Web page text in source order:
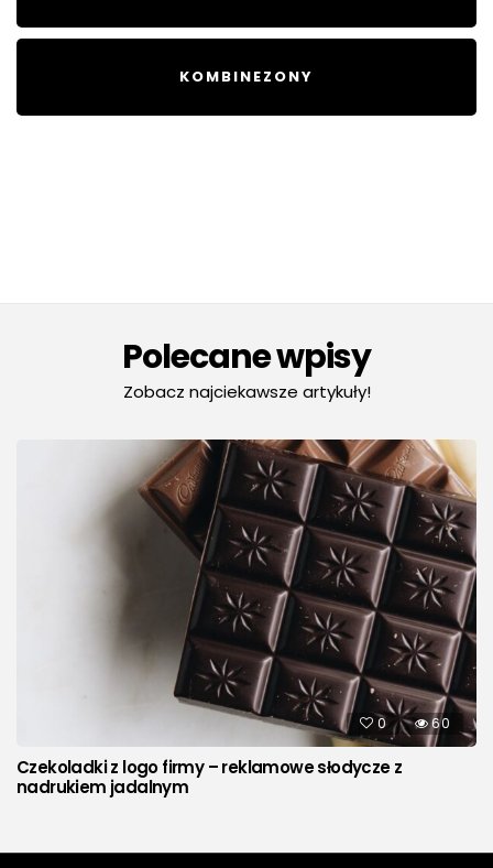
KOMBINEZONY
Polecane wpisy
Zobacz najciekawsze artykuły!
0 60
Czekoladki z logo firmy – reklamowe słodycze z
nadrukiem jadalnym